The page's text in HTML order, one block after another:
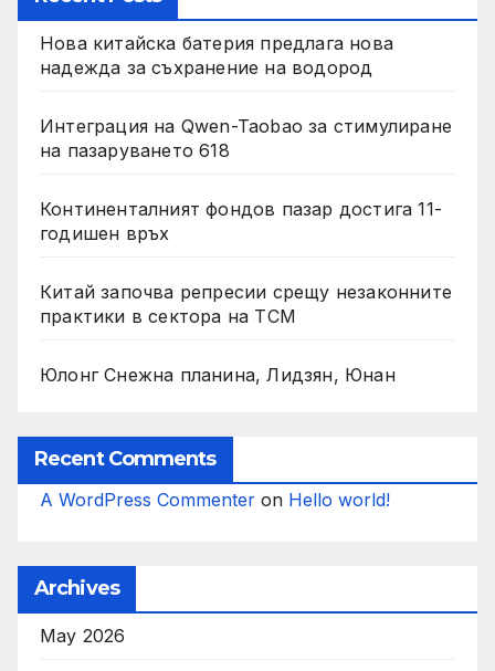
Нова китайска батерия предлага нова
надежда за съхранение на водород
Интеграция на Qwen-Taobao за стимулиране
на пазаруването 618
Континенталният фондов пазар достига 11-
годишен връх
Китай започва репресии срещу незаконните
практики в сектора на TCM
Юлонг Снежна планина, Лидзян, Юнан
Recent Comments
A WordPress Commenter on Hello world!
Archives
May 2026